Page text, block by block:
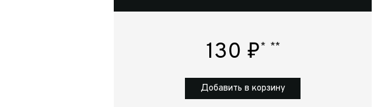
130 ₽* **
Добавить в корзину